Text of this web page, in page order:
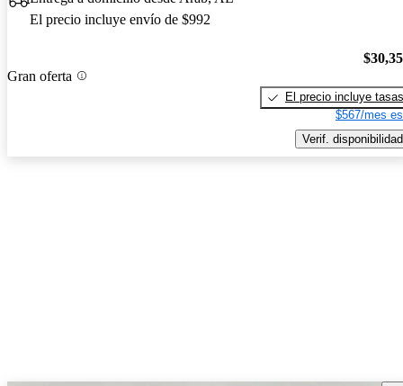
El precio incluye envío de $992
Gran oferta
El precio incluye tasas
$567/mes
Verif. disponibilidad